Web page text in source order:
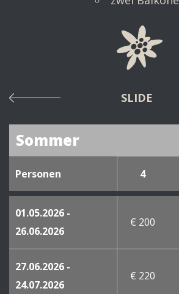
SLIDE
Sommer
Personen 4
01.05.2026 -
26.06.2026
€ 200
27.06.2026 -
24.07.2026
€ 220